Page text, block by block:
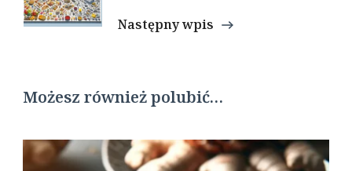
Następny wpis
Możesz również polubić…